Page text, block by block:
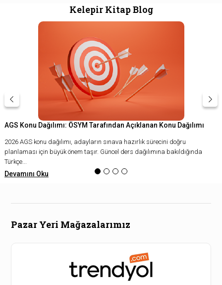
Kelepir Kitap Blog
AGS Konu Dağılımı: ÖSYM Tarafından Açıklanan Konu Dağılımı
2026 AGS konu dağılımı, adayların sınava hazırlık sürecini doğru
planlaması için büyük önem taşır. Güncel ders dağılımına bakıldığında
Türkçe...
Devamını Oku
Pazar Yeri Mağazalarımız